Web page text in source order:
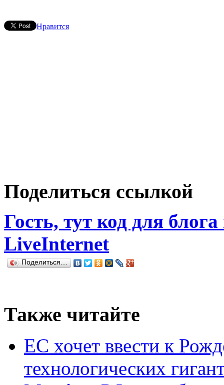
Нравится
Поделиться ссылкой
Гость, тут код для
LiveInternet
Поделиться…
Также читайте
ЕС хочет ввести к
технологических